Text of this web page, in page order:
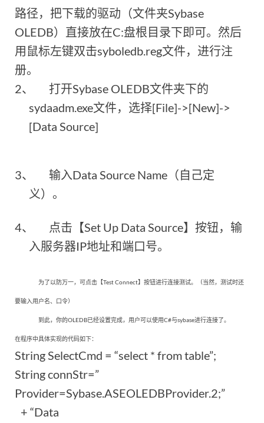
路径，把下载的驱动（文件夹Sybase
OLEDB）直接放在C:盘根目录下即可。然后
用鼠标左键双击syboledb.reg文件，进行注
册。
2、
打开Sybase OLEDB文件夹下的
sydaadm.exe文件，选择[File]->[New]->
[Data Source]
3、
输入Data Source Name（自己定
义）。
4、
点击【Set Up Data Source】按钮，输
入服务器IP地址和端口号。
为了以防万一，可点击【Test Connect】按钮进行连接测试。（当然，测试时还
要输入用户名、口令）
到此，你的OLEDB已经设置完成，用户可以使用C#与sybase进行连接了。
在程序中具体实现的代码如下：
String SelectCmd = “select * from table”;
String connStr=”
Provider=Sybase.ASEOLEDBProvider.2;”
+ “Data